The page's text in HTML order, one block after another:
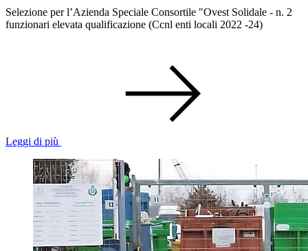
Selezione per l’Azienda Speciale Consortile "Ovest Solidale - n. 2
funzionari elevata qualificazione (Ccnl enti locali 2022 -24)
Leggi di più